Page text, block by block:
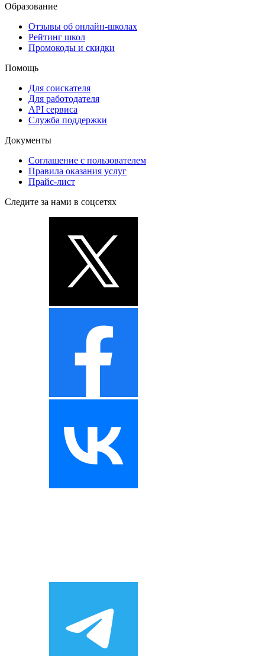
Образование
Отзывы об онлайн-школах
Рейтинг школ
Промокоды и скидки
Помощь
Для соискателя
Для работодателя
API сервиса
Служба поддержки
Документы
Соглашение с пользователем
Правила оказания услуг
Прайс-лист
Следите за нами в соцсетях